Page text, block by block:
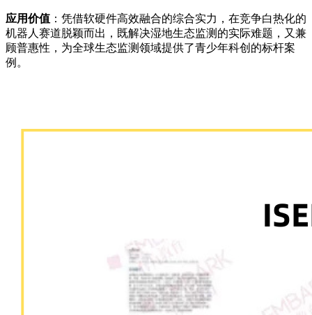
应用价值 ：凭借软硬件高效融合的综合实力，在竞争白热化的
机器人赛道脱颖而出，既解决湿地生态监测的实际难题，又兼
顾普惠性，为全球生态监测领域提供了青少年科创的标杆案
例。